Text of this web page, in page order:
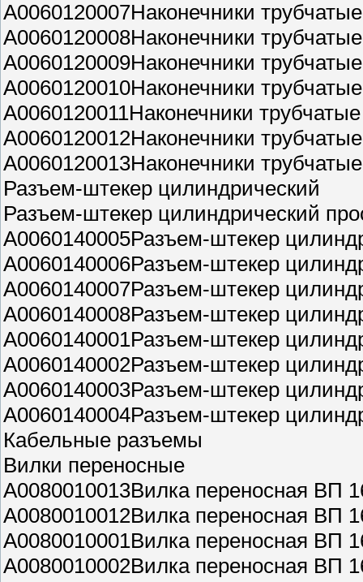
A0060120007Наконечники
A0060120008Наконечники
A0060120009Наконечники
A0060120010Наконечники
A0060120011Наконечники
A0060120012Наконечники
A0060120013Наконечники
Разъем-штекер цилиндрический
Разъем-штекер цилиндрический
A0060140005Разъем-штекер
A0060140006Разъем-штекер
A0060140007Разъем-штекер
A0060140008Разъем-штекер
A0060140001Разъем-штекер
A0060140002Разъем-штекер
A0060140003Разъем-штекер
A0060140004Разъем-штекер
Кабельные разъемы
Вилки переносные
A0080010013Вилка переносная ВП
A0080010012Вилка переносная ВП
A0080010001Вилка переносная ВП
A0080010002Вилка переносная ВП